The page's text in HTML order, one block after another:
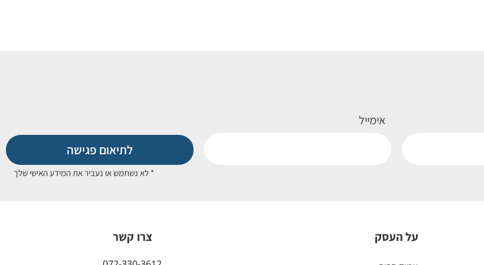
אימייל
לתיאום פגישה
* לא נשתמש או נעביר את המידע האישי שלך
על העסק צרו קשר